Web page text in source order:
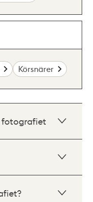
Körsnärer
fotografiet